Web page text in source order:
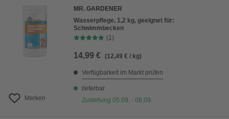
Preis aufsteigend
Preis absteigend
Merken
MR. GARDENER
Wasserpflege, 1,2 kg, geeignet für:
Schwimmbecken
(1)
14,99 € (12,49 € / kg)
Verfügbarkeit im Markt prüfen
lieferbar
Zustellung 05.09. - 08.09.